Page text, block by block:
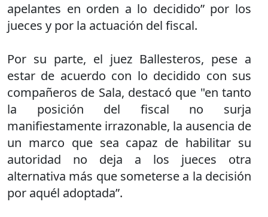
apelantes en orden a lo decidido” por los
jueces y por la actuación del fiscal.
Por su parte, el juez Ballesteros, pese a
estar de acuerdo con lo decidido con sus
compañeros de Sala, destacó que "en tanto
la posición del fiscal no surja
manifiestamente irrazonable, la ausencia de
un marco que sea capaz de habilitar su
autoridad no deja a los jueces otra
alternativa más que someterse a la decisión
por aquél adoptada”.